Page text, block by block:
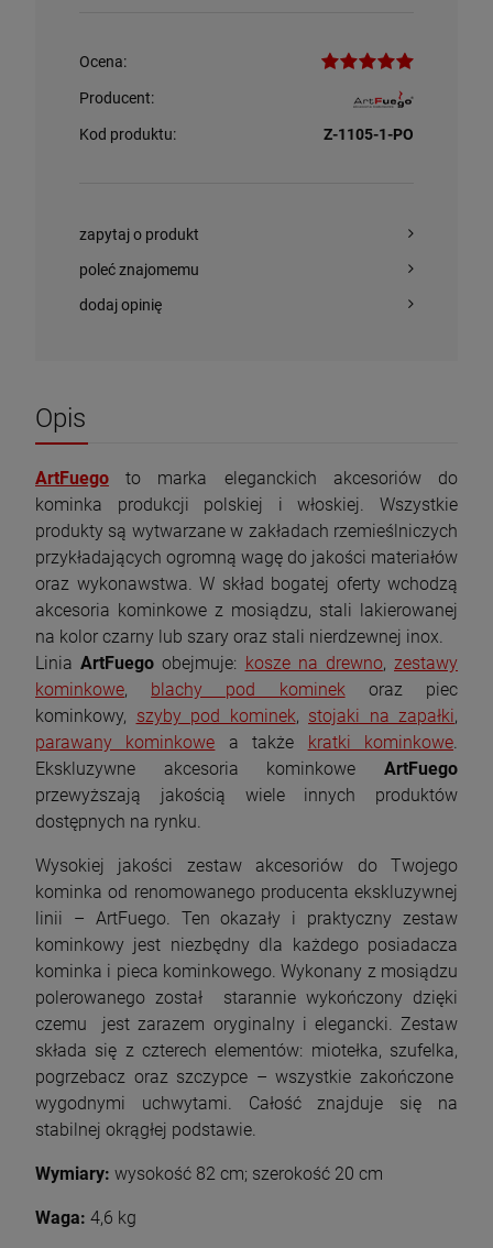
Piec wolnostojący INVICTA OVATIO 6149-04
8 999,10 zł
Cena regularna:
Najniższa cena:
szt.
DO KOSZYKA
Piec wolnostojący KAWMET P9 (8 kW) ECO
z płytą grzewczą
1 823,00 zł
DO KOSZYKA
Ocena:
Producent:
Kod produktu: Z-1105-1-PO
zapytaj o produkt
poleć znajomemu
dodaj opinię
Opis
ArtFuego to marka eleganckich akcesoriów do
kominka produkcji polskiej i włoskiej. Wszystkie
produkty są wytwarzane w zakładach rzemieślniczych
przykładających ogromną wagę do jakości materiałów
oraz wykonawstwa. W skład bogatej oferty wchodzą
akcesoria kominkowe z mosiądzu, stali lakierowanej
na kolor czarny lub szary oraz stali nierdzewnej inox.
LiniaArtFuego obejmuje: kosze na drewno,zestawy
kominkowe, blachy pod kominekoraz piec
kominkowy, szyby pod kominek, stojaki na zapałki,
parawany kominkowe a także kratki kominkowe.
Ekskluzywne akcesoria kominkowe ArtFuego
przewyższają jakością wiele innych produktów
dostępnych na rynku.
Wysokiej jakości zestaw akcesoriów do Twojego
kominka od renomowanego producenta ekskluzywnej
linii – ArtFuego. Ten okazały i praktyczny zestaw
kominkowy jest niezbędny dla każdego posiadacza
kominka i pieca kominkowego. Wykonany z mosiądzu
polerowanego został starannie wykończony dzięki
czemu jest zarazem oryginalny i elegancki. Zestaw
składa się z czterech elementów: miotełka, szufelka,
pogrzebacz oraz szczypce – wszystkie zakończone
wygodnymi uchwytami. Całość znajduje się na
stabilnej okrągłej podstawie.
Wymiary: wysokość 82 cm; szerokość 20 cm
Waga: 4,6 kg